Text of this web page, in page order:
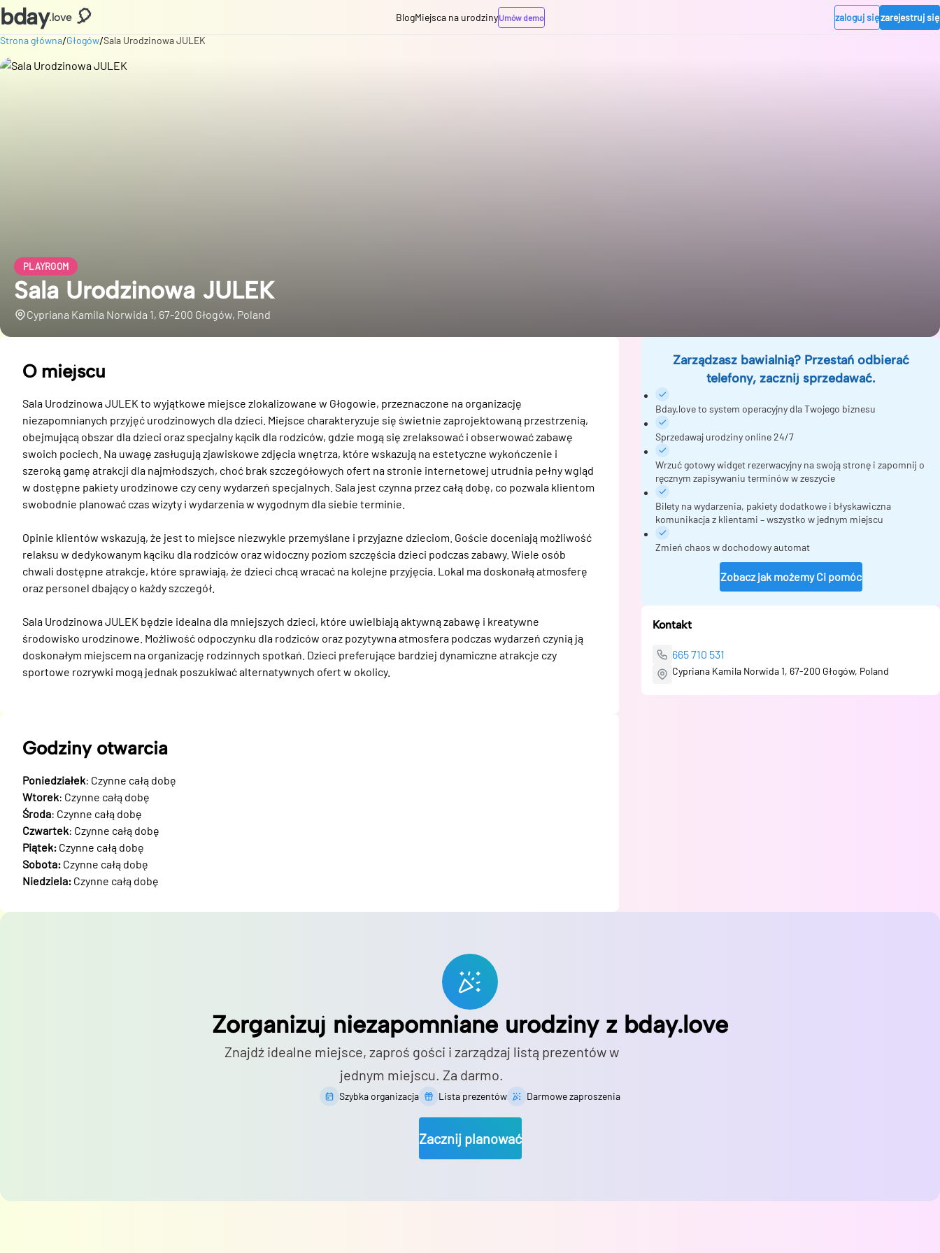
bday.love 🎈 BlogMiejsca na urodzinyUmów demo zaloguj sięzarejestruj się
Strona główna/Głogów/Sala Urodzinowa JULEK
PLAYROOM
Sala Urodzinowa JULEK
Cypriana Kamila Norwida 1, 67-200 Głogów, Poland
O miejscu
Sala Urodzinowa JULEK to wyjątkowe miejsce zlokalizowane w Głogowie, przeznaczone na organizację
niezapomnianych przyjęć urodzinowych dla dzieci. Miejsce charakteryzuje się świetnie zaprojektowaną przestrzenią,
obejmującą obszar dla dzieci oraz specjalny kącik dla rodziców, gdzie mogą się zrelaksować i obserwować zabawę
swoich pociech. Na uwagę zasługują zjawiskowe zdjęcia wnętrza, które wskazują na estetyczne wykończenie i
szeroką gamę atrakcji dla najmłodszych, choć brak szczegółowych ofert na stronie internetowej utrudnia pełny wgląd
w dostępne pakiety urodzinowe czy ceny wydarzeń specjalnych. Sala jest czynna przez całą dobę, co pozwala klientom
swobodnie planować czas wizyty i wydarzenia w wygodnym dla siebie terminie.
Opinie klientów wskazują, że jest to miejsce niezwykle przemyślane i przyjazne dzieciom. Goście doceniają możliwość
relaksu w dedykowanym kąciku dla rodziców oraz widoczny poziom szczęścia dzieci podczas zabawy. Wiele osób
chwali dostępne atrakcje, które sprawiają, że dzieci chcą wracać na kolejne przyjęcia. Lokal ma doskonałą atmosferę
oraz personel dbający o każdy szczegół.
Sala Urodzinowa JULEK będzie idealna dla mniejszych dzieci, które uwielbiają aktywną zabawę i kreatywne
środowisko urodzinowe. Możliwość odpoczynku dla rodziców oraz pozytywna atmosfera podczas wydarzeń czynią ją
doskonałym miejscem na organizację rodzinnych spotkań. Dzieci preferujące bardziej dynamiczne atrakcje czy
sportowe rozrywki mogą jednak poszukiwać alternatywnych ofert w okolicy.
Godziny otwarcia
Poniedziałek: Czynne całą dobę
Wtorek: Czynne całą dobę
Środa: Czynne całą dobę
Czwartek: Czynne całą dobę
Piątek: Czynne całą dobę
Sobota: Czynne całą dobę
Niedziela: Czynne całą dobę
Zarządzasz bawialnią? Przestań odbierać
telefony, zacznij sprzedawać.
Bday.love to system operacyjny dla Twojego biznesu
Sprzedawaj urodziny online 24/7
Wrzuć gotowy widget rezerwacyjny na swoją stronę i zapomnij o
ręcznym zapisywaniu terminów w zeszycie
Bilety na wydarzenia, pakiety dodatkowe i błyskawiczna
komunikacja z klientami – wszystko w jednym miejscu
Zmień chaos w dochodowy automat
Zobacz jak możemy Ci pomóc
Kontakt
665 710 531
Cypriana Kamila Norwida 1, 67-200 Głogów, Poland
Zorganizuj niezapomniane urodziny z bday.love
Znajdź idealne miejsce, zaproś gości i zarządzaj listą prezentów w
jednym miejscu. Za darmo.
Szybka organizacja Lista prezentów Darmowe zaproszenia
Zacznij planować